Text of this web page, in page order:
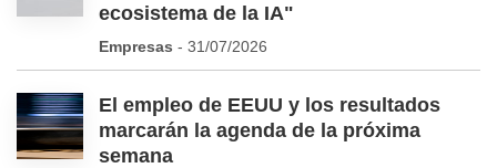
ecosistema de la IA"
Empresas - 31/07/2026
El empleo de EEUU y los resultados
marcarán la agenda de la próxima
semana